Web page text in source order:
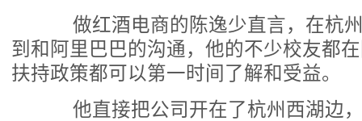
做红酒电商的陈逸少直言，在杭州
到和阿里巴巴的沟通，他的不少校友都
扶持政策都可以第一时间了解和受益。
他直接把公司开在了杭州西湖边，